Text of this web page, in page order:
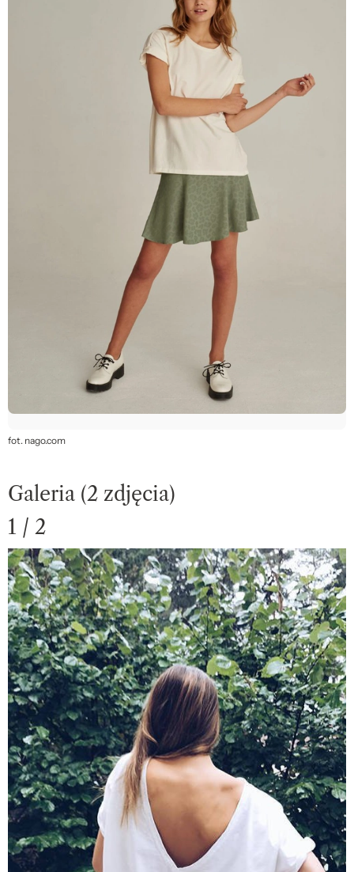
fot. nago.com
Galeria (2 zdjęcia)
1 / 2